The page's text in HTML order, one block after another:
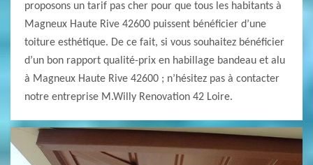
proposons un tarif pas cher pour que tous les habitants à
Magneux Haute Rive 42600 puissent bénéficier d’une
toiture esthétique. De ce fait, si vous souhaitez bénéficier
d’un bon rapport qualité-prix en habillage bandeau et alu
à Magneux Haute Rive 42600 ; n’hésitez pas à contacter
notre entreprise M.Willy Renovation 42 Loire.